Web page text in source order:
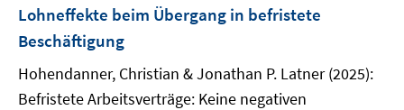
Lohneffekte beim Übergang in befristete
Beschäftigung
Hohendanner, Christian & Jonathan P. Latner (2025):
Befristete Arbeitsverträge: Keine negativen